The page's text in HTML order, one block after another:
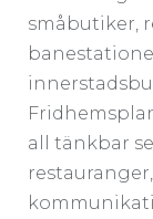
småbutiker,
all tänkbar